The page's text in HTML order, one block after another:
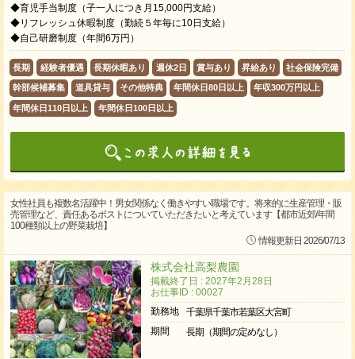
◆育児手当制度（子一人につき月15,000円支給）
◆リフレッシュ休暇制度（勤続５年毎に10日支給）
◆自己研磨制度（年間6万円）
長期 経験者優遇 長期休暇あり 週休2日 賞与あり 昇給あり 社会保険完備
幹部候補募集 道具貸与 その他特典 年間休日80日以上 年収300万円以上
年間休日110日以上 年間休日100日以上
女性社員も複数名活躍中！男女関係なく働きやすい職場です。将来的に生産管理・販
売管理など、責任あるポストについていただきたいと考えています【都市近郊/年間
100種類以上の野菜栽培】
情報更新日 2026/07/13
株式会社高梨農園
掲載終了日 : 2027年2月28日
お仕事ID : 00027
勤務地
千葉県千葉市若葉区大宮町
期間
長期（期間の定めなし）